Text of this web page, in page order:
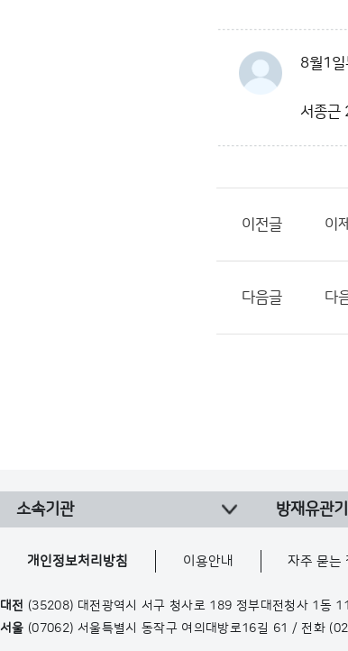
8월1일
서종근
이전글 이
다음글 다
소속기관 방재유관
개인정보처리방침 이용안내 자주 묻는
대전 (35208) 대전광역시 서구 청사로 189 정부대전청사 1동
서울 (07062) 서울특별시 동작구 여의대방로16길 61 / 전화